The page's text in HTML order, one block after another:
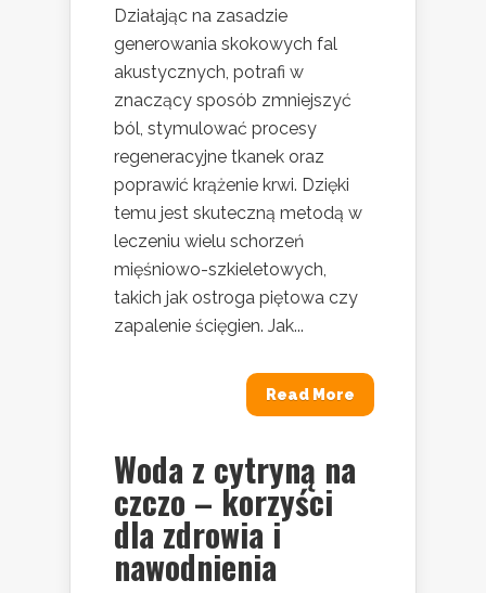
Działając na zasadzie
generowania skokowych fal
akustycznych, potrafi w
znaczący sposób zmniejszyć
ból, stymulować procesy
regeneracyjne tkanek oraz
poprawić krążenie krwi. Dzięki
temu jest skuteczną metodą w
leczeniu wielu schorzeń
mięśniowo-szkieletowych,
takich jak ostroga piętowa czy
zapalenie ścięgien. Jak...
Read More
Woda z cytryną na
czczo – korzyści
dla zdrowia i
nawodnienia